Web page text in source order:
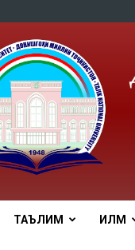
ТАЪЛИМ ИЛМ